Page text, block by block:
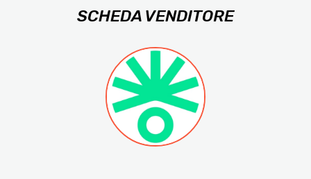
SCHEDA VENDITORE